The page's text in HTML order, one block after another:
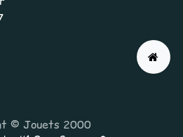
© Jouets 2000